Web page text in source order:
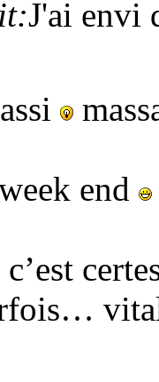
J'ai envi
end